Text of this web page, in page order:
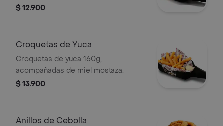
delicioso aji casero.
$ 12.900
Croquetas de Yuca
Croquetas de yuca 160g,
acompañadas de miel mostaza.
$ 13.900
Anillos de Cebolla